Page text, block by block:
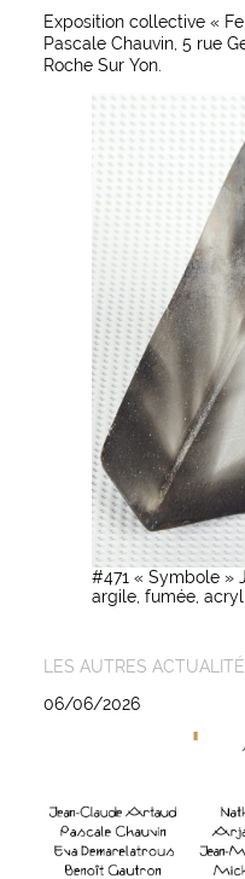
Exposition collective «
Pascale Chauvin, 5 rue
Roche Sur Yon.
#471 « Symbole »
argile, fumée,
LES AUTRES
06/06/2026